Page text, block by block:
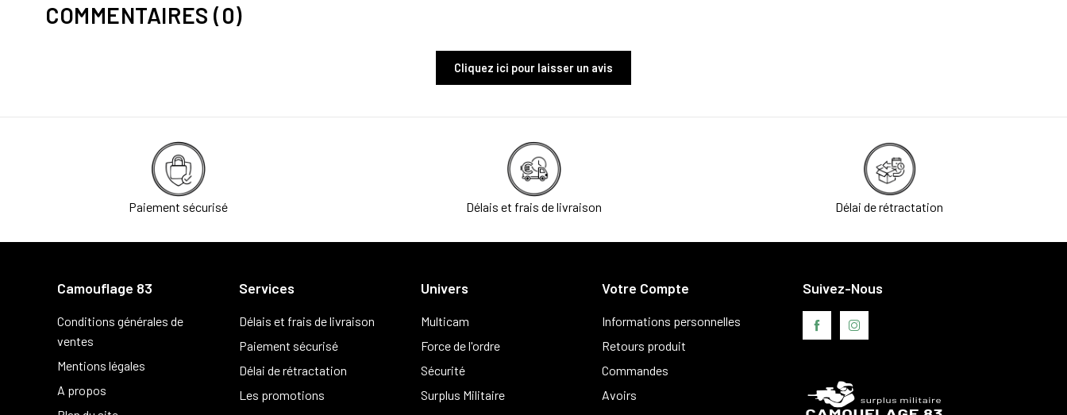
COMMENTAIRES (0)
Cliquez ici pour laisser un avis
Paiement sécurisé Délais et frais de livraison Délai de rétractation
Camouflage 83
Conditions générales de
ventes
Mentions légales
A propos
Services
Délais et frais de livraison
Paiement sécurisé
Délai de rétractation
Les promotions
Univers
Multicam
Force de l'ordre
Sécurité
Surplus Militaire
Votre Compte
Informations personnelles
Retours produit
Commandes
Avoirs
Suivez-Nous